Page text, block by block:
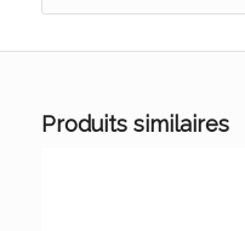
Produits similaires